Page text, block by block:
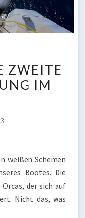
ZWEITE
IM
weißen Schemen
Bootes. Die
der sich auf
Nicht das, was